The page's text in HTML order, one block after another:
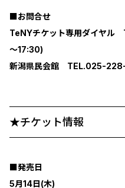
■お問合せ
TeNYチケット専用ダイヤ
～17:30)
新潟県民会館 TEL.025-
★チケット情報
■発売日
5月14日(木)